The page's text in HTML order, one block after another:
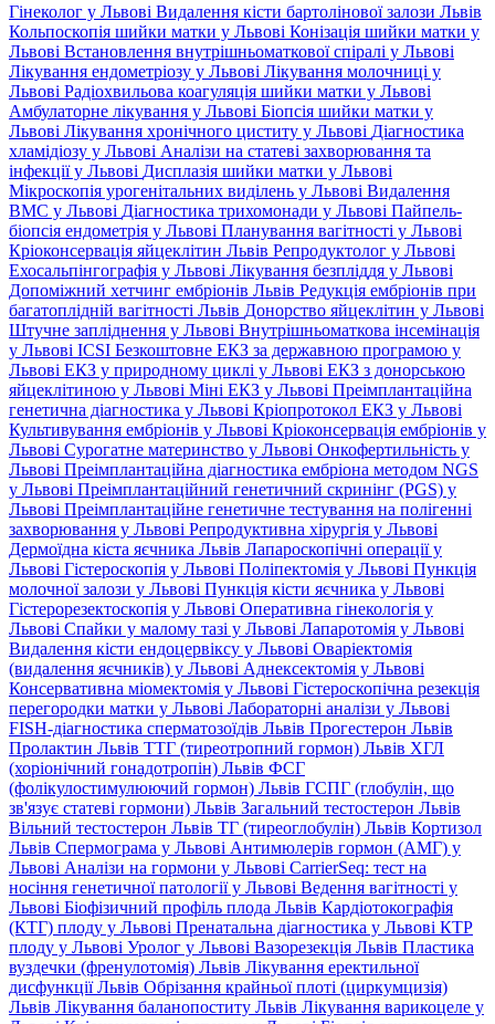
Гінеколог у Львові Видалення кісти бартолінової залози Львів
Кольпоскопія шийки матки у Львові Конізація шийки матки у
Львові Встановлення внутрішньоматкової спіралі у Львові
Лікування ендометріозу у Львові Лікування молочниці у
Львові Радіохвильова коагуляція шийки матки у Львові
Амбулаторне лікування у Львові Біопсія шийки матки у
Львові Лікування хронічного циститу у Львові Діагностика
хламідіозу у Львові Аналізи на статеві захворювання та
інфекції у Львові Дисплазія шийки матки у Львові
Мікроскопія урогенітальних виділень у Львові Видалення
ВМС у Львові Діагностика трихомонади у Львові Пайпель-
біопсія ендометрія у Львові Планування вагітності у Львові
Кріоконсервація яйцеклітин Львів Репродуктолог у Львові
Ехосальпінгографія у Львові Лікування безпліддя у Львові
Допоміжний хетчинг ембріонів Львів Редукція ембріонів при
багатоплідній вагітності Львів Донорство яйцеклітин у Львові
Штучне запліднення у Львові Внутрішньоматкова інсемінація
у Львові ICSI Безкоштовне ЕКЗ за державною програмою у
Львові ЕКЗ у природному циклі у Львові ЕКЗ з донорською
яйцеклітиною у Львові Міні ЕКЗ у Львові Преімплантаційна
генетична діагностика у Львові Кріопротокол ЕКЗ у Львові
Культивування ембріонів у Львові Кріоконсервація ембріонів у
Львові Сурогатне материнство у Львові Онкофертильність у
Львові Преімплантаційна діагностика ембріона методом NGS
у Львові Преімплантаційний генетичний скринінг (PGS) у
Львові Преімплантаційне генетичне тестування на полігенні
захворювання у Львові Репродуктивна хірургія у Львові
Дермоїдна кіста яєчника Львів Лапароскопічні операції у
Львові Гістероскопія у Львові Поліпектомія у Львові Пункція
молочної залози у Львові Пункція кісти яєчника у Львові
Гістерорезектоскопія у Львові Оперативна гінекологія у
Львові Спайки у малому тазі у Львові Лапаротомія у Львові
Видалення кісти ендоцервіксу у Львові Оваріектомія
(видалення яєчників) у Львові Аднексектомія у Львові
Консервативна міомектомія у Львові Гістероскопічна резекція
перегородки матки у Львові Лабораторні аналізи у Львові
FISH-діагностика сперматозоїдів Львів Прогестерон Львів
Пролактин Львів ТТГ (тиреотропний гормон) Львів ХГЛ
(хоріонічний гонадотропін) Львів ФСГ
(фолікулостимулюючий гормон) Львів ГСПГ (глобулін, що
зв'язує статеві гормони) Львів Загальний тестостерон Львів
Вільний тестостерон Львів ТГ (тиреоглобулін) Львів Кортизол
Львів Спермограма у Львові Антимюлерів гормон (АМГ) у
Львові Аналізи на гормони у Львові CarrierSeq: тест на
носіння генетичної патології у Львові Ведення вагітності у
Львові Біофізичний профіль плода Львів Кардіотокографія
(КТГ) плоду у Львові Пренатальна діагностика у Львові КТР
плоду у Львові Уролог у Львові Вазорезекція Львів Пластика
вуздечки (френулотомія) Львів Лікування еректильної
дисфункції Львів Обрізання крайньої плоті (циркумцизія)
Львів Лікування баланопоститу Львів Лікування варикоцеле у